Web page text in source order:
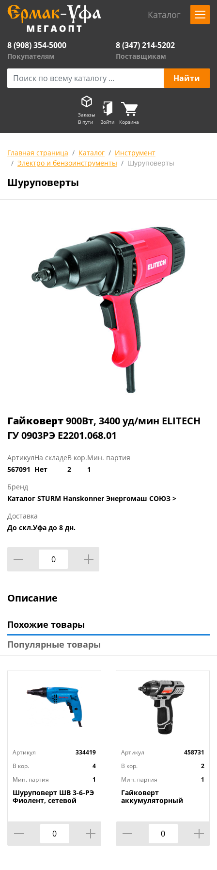
Каталог
8 (908) 354-5000
Покупателям
8 (347) 214-5202
Поставщикам
Заказы
В пути
Войти Корзина
Главная страница Каталог
Инструмент
Электро и бензоинструменты
Шуруповерты
Шуруповерты
Гайковерт900Вт, 3400 уд/мин ELITECH
ГУ 0903РЭ E2201.068.01
Артикул
567091
На складе
Нет
В кор.
2
Мин. партия
1
Бренд
Каталог STURM Hanskonner Энергомаш СОЮЗ >
Доставка
До скл.Уфа до 8 дн.
Описание
Похожие товары
Популярные товары
Артикул
334419
В кор.
4
Мин. партия
1
Шуруповерт ШВ 3-6-РЭ
Фиолент, сетевой
Артикул
458731
В кор.
2
Мин. партия
1
Гайковерт
аккумуляторный